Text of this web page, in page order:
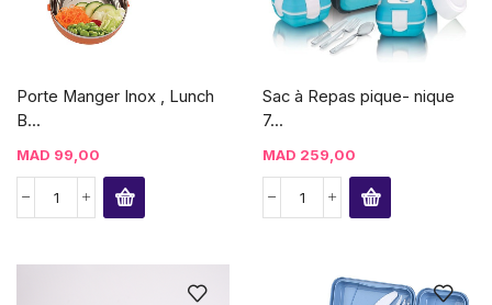
Porte Manger Inox , Lunch
B...
MAD 99,00
Sac à Repas pique- nique
7...
MAD 259,00